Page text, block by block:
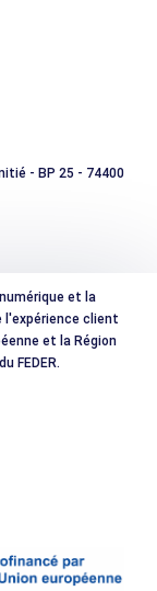
- BP 25 - 74400
et la
l'expérience client
et la Région
FEDER.